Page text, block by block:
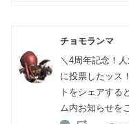
チョモランマ
＼4周年記念！
に投票したッス
トをシェアする
ム内お知らせを